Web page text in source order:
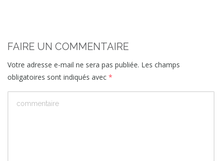
FAIRE UN COMMENTAIRE
Votre adresse e-mail ne sera pas publiée. Les champs
obligatoires sont indiqués avec *